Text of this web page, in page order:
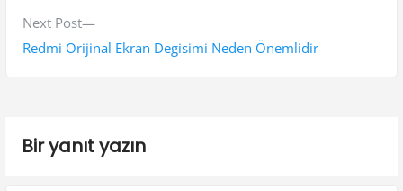
o
o
Next Post
N
e
o
Redmi Orijinal Ekran Degisimi Neden Önemlidir
Bir yanıt yazın